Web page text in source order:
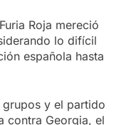
Roja mereció
lo difícil
española hasta
y el partido
contra Georgia, el